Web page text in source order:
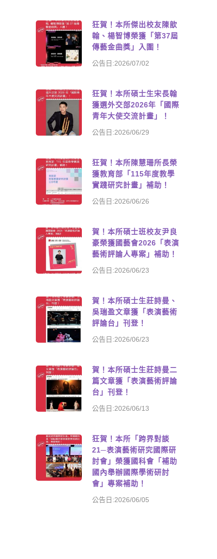
狂賀！本所傑出校友陳歆
翰、楊智博榮獲「第37屆
傳藝金曲獎」入圍！
公告日:2026/07/02
狂賀！本所碩士生宋長翰
獲選外交部2026年「國際
青年大使交流計畫」！
公告日:2026/06/29
狂賀！本所陳慧珊所長榮
獲教育部「115年度教學
實踐研究計畫」補助！
公告日:2026/06/26
賀！本所碩士班校友尹良
豪榮獲國藝會2026「表演
藝術評論人專案」補助！
公告日:2026/06/23
賀！本所碩士生莊詩曼、
吳瑞盈文章獲「表演藝術
評論台」刊登！
公告日:2026/06/23
賀！本所碩士生莊詩曼二
篇文章獲「表演藝術評論
台」刊登！
公告日:2026/06/13
狂賀！本所「跨界對談
21─表演藝術研究國際研
討會」榮獲國科會「補助
國內舉辦國際學術研討
會」專案補助！
公告日:2026/06/05